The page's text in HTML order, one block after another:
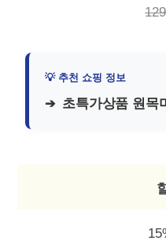
초특가상품 원목